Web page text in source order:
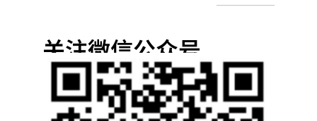
关注微信公众号